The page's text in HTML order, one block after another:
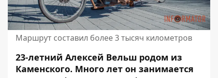
Маршрут составил более 3 тысяч километров
23-летний Алексей Вельш родом из
Каменского. Много лет он занимается